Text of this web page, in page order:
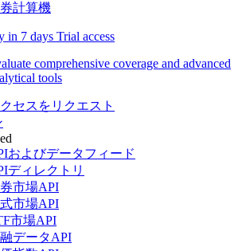
計算機
in 7 days Trial access
comprehensive coverage and advanced
tools
セスをリクエスト
およびデータフィード
ディレクトリ
市場API
市場API
市場API
データAPI